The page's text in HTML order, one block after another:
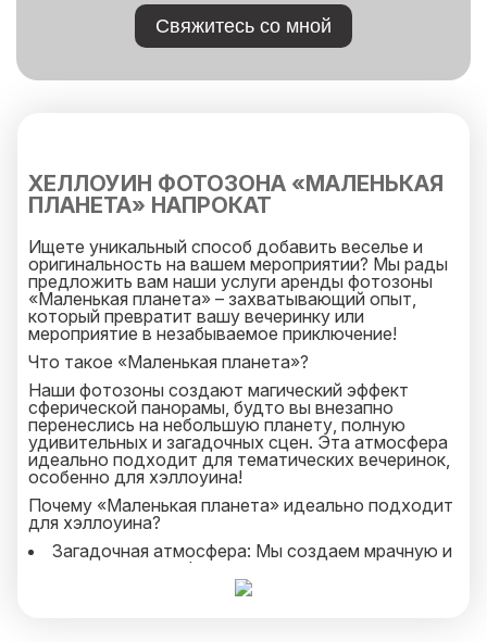
Свяжитесь со мной
ХЕЛЛОУИН ФОТОЗОНА «МАЛЕНЬКАЯ
ПЛАНЕТА» НАПРОКАТ
Ищете уникальный способ добавить веселье и
оригинальность на вашем мероприятии? Мы рады
предложить вам наши услуги аренды фотозоны
«Маленькая планета» – захватывающий опыт,
который превратит вашу вечеринку или
мероприятие в незабываемое приключение!
Что такое «Маленькая планета»?
Наши фотозоны создают магический эффект
сферической панорамы, будто вы внезапно
перенеслись на небольшую планету, полную
удивительных и загадочных сцен. Эта атмосфера
идеально подходит для тематических вечеринок,
особенно для хэллоуина!
Почему «Маленькая планета» идеально подходит
для хэллоуина?
Загадочная атмосфера: Мы создаем мрачную и
загадочную атмосферу, идеальную для
хэллоуинской вечеринки.
Костюмы и реквизит: Вы можете дополнить